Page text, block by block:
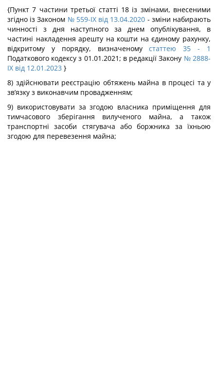
{Пункт 7 частини третьої статті 18 із змінами, внесеними
згідно із Законом № 559-IX від 13.04.2020 - зміни набирають
чинності з дня наступного за днем опублікування, в
частині накладення арешту на кошти на єдиному рахунку,
відкритому у порядку, визначеномустаттею 35 - 1
Податкового кодексу з 01.01.2021; в редакції Закону № 2888-
IX від 12.01.2023 }
8) здійснювати реєстрацію обтяжень майна в процесі та у
зв’язку з виконавчим провадженням;
9) використовувати за згодою власника приміщення для
тимчасового зберігання вилученого майна, а також
транспортні засоби стягувача або боржника за їхньою
згодою для перевезення майна;